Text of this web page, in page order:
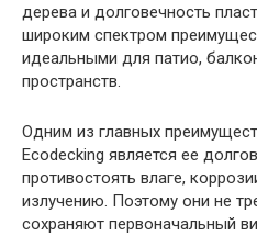
дерева и долговечность
широким спектром
идеальными для патио,
пространств.
Одним из главных
Ecodecking является ее
противостоять влаге,
излучению. Поэтому они не
сохраняют первоначальный